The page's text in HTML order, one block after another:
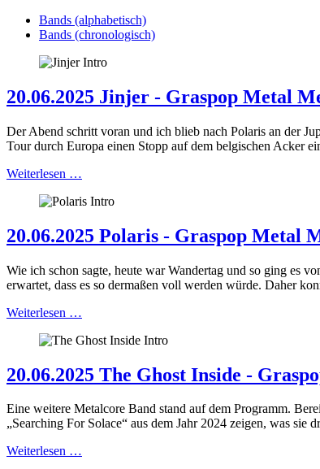
Bands (alphabetisch)
Bands (chronologisch)
20.06.2025 Jinjer - Graspop Metal
Der Abend schritt voran und ich blieb nach Polaris an der
Tour durch Europa einen Stopp auf dem belgischen Acker
Weiterlesen …
20.06.2025 Polaris - Graspop Metal
Wie ich schon sagte, heute war Wandertag und so ging es
erwartet, dass es so dermaßen voll werden würde. Daher
Weiterlesen …
20.06.2025 The Ghost Inside -
Eine weitere Metalcore Band stand auf dem Programm.
„Searching For Solace“ aus dem Jahr 2024 zeigen, was
Weiterlesen …